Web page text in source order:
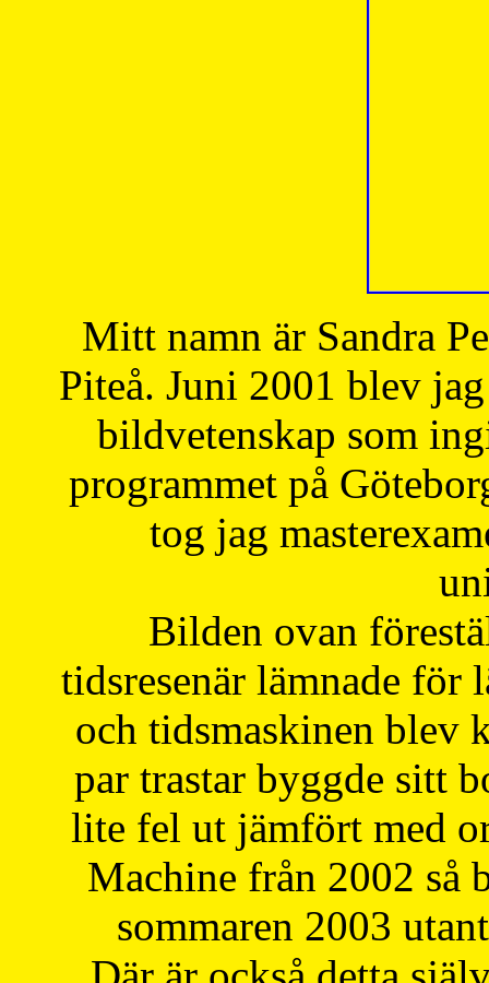
Mitt namn är Sandra
Piteå. Juni 2001 blev
bildvetenskap som
programmet på
tog jag
Bilden ovan
tidsresenär lämnade för
och tidsmaskinen blev
par trastar byggde sitt
lite fel ut jämfört med
Machine från 2002 så
sommaren 2003